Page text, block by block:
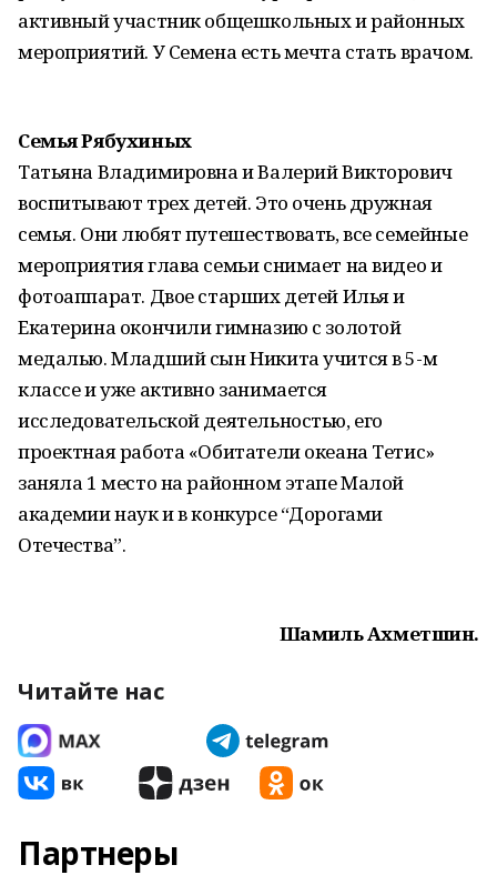
активный участник общешкольных и районных
мероприятий. У Семена есть мечта стать врачом.
Семья Рябухиных
Татьяна Владимировна и Валерий Викторович
воспитывают трех детей. Это очень дружная
семья. Они любят путешествовать, все семейные
мероприятия глава семьи снимает на видео и
фотоаппарат. Двое старших детей Илья и
Екатерина окончили гимназию с золотой
медалью. Младший сын Никита учится в 5-м
классе и уже активно занимается
исследовательской деятельностью, его
проектная работа «Обитатели океана Тетис»
заняла 1 место на районном этапе Малой
академии наук и в конкурсе “Дорогами
Отечества”.
Шамиль Ахметшин.
Читайте нас
Партнеры